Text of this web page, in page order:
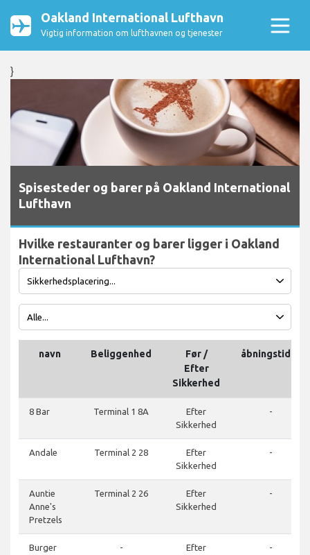
Oakland International Lufthavn
Vigtig information om lufthavnen og tjenester
}
Spisesteder og barer på Oakland International
Lufthavn
Hvilke restauranter og barer ligger i Oakland
International Lufthavn?
navn Beliggenhed
Før /
Efter
Sikkerhed
åbningstider
8 Bar Terminal 1 8A
Efter
Sikkerhed
-
Andale Terminal 2 28
Efter
Sikkerhed
-
Auntie
Anne's
Pretzels
Terminal 2 26
Efter
Sikkerhed
-
Burger
-
Efter
-